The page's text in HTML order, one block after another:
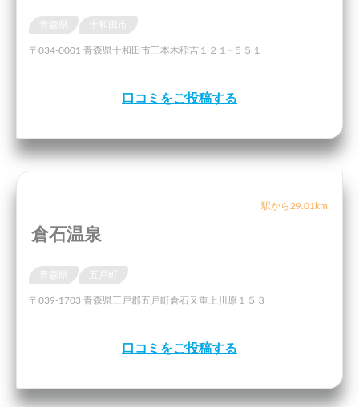
青森県
〒034-0001 青森県十和田市三本木稲吉１２１−５５１
口コミをご投稿する
駅から29.01km
倉石温泉
青森県
〒039-1703 青森県三戸郡五戸町倉石又重上川原１５３
口コミをご投稿する